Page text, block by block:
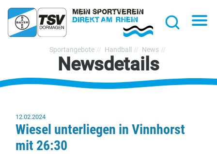
TSV
Bayer
Dormagen
1920
Sportangebote Handball News
Newsdetails
12.02.2024
Wiesel unterliegen in Vinnhorst
mit 26:30